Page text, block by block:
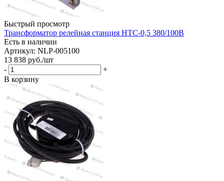
Быстрый просмотр
Трансформатор релейная станция НТС-0,5 380/100В
Есть в наличии
Артикул: NLP-005100
13 838 руб./шт
-
+
В корзину